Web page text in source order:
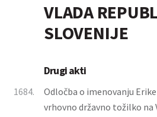
VLADA
SLOVENIJE
Drugi akti
1684.
Odločba o imenovanju
vrhovno državno tožilko na